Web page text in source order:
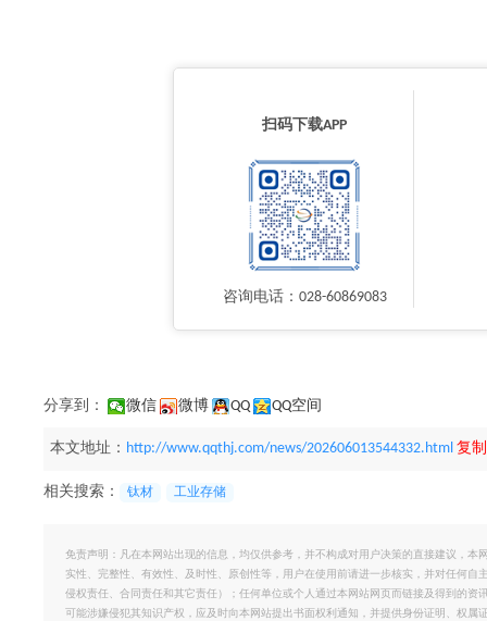
扫码下载APP
咨询电话：028-60869083
分享到： 微信 微博 QQ QQ空间
本文地址： http://www.qqthj.com/news/202606013544332.html 复
相关搜索： 钛材 工业存储
免责声明：凡在本网站出现的信息，均仅供参考，并不构成对用户决策的直接建议，
实性、完整性、有效性、及时性、原创性等，用户在使用前请进一步核实，并对任何
侵权责任、合同责任和其它责任）；任何单位或个人通过本网站网页而链接及得到的
可能涉嫌侵犯其知识产权，应及时向本网站提出书面权利通知，并提供身份证明、权